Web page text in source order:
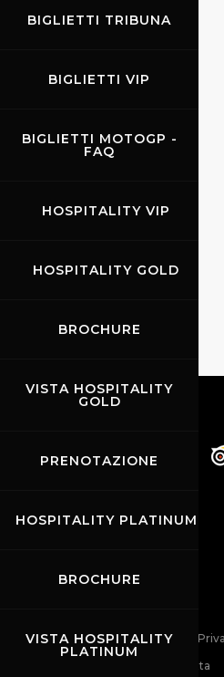
BIGLIETTI TRIBUNA
BIGLIETTI VIP
BIGLIETTI MOTOGP -
FAQ
HOSPITALITY VIP
HOSPITALITY GOLD
BROCHURE
VISTA HOSPITALITY
GOLD
PRENOTAZIONE
HOSPITALITY PLATINUM
BROCHURE
VISTA HOSPITALITY
PLATINUM
Links Contatti
Codice di Condotta